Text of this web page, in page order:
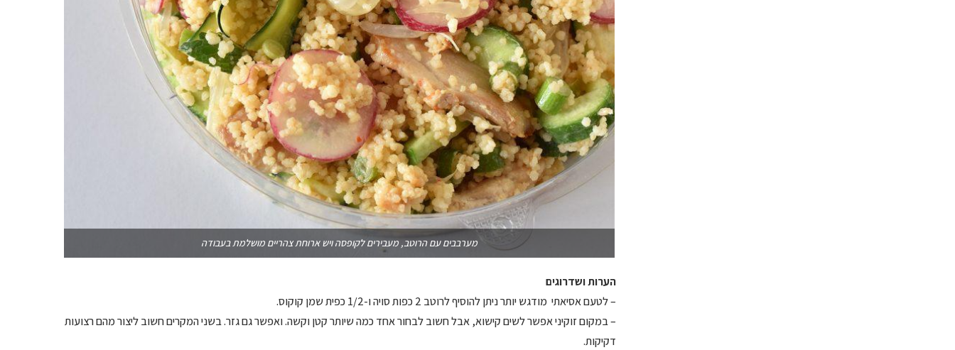
מערבבים עם הרוטב, מעבירים לקופסה ויש ארוחת צהריים מושלמת בעבודה
הערות ושדרוגים
– לטעם אסיאתי מודגש יותר ניתן להוסיף לרוטב 2 כפות סויה ו-1/2 כפית שמן קוקוס.
– במקום זוקיני אפשר לשים קישוא, אבל חשוב לבחור אחד כמה שיותר קטן וקשה. ואפשר גם גזר. בשני המקרים חשוב ליצור מהם רצועות
דקיקות.